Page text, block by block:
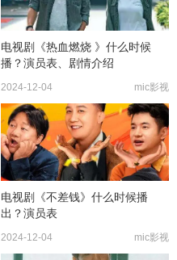
电视剧《热血燃烧 》什么时候
播？演员表、剧情介绍
2024-12-04 mic影视
电视剧《不差钱》什么时候播
出？演员表
2024-12-04 mic影视